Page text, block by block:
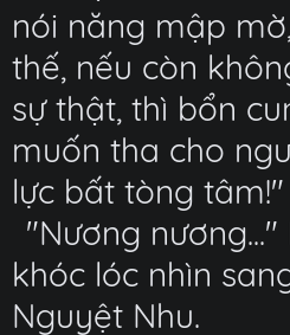
nói năng mập
thế, nếu còn
sự thật, thì bổn
muốn tha cho
lực bất tòng tâm!"
"Nương nương..."
khóc lóc nhìn
Nguyệt Nhu.